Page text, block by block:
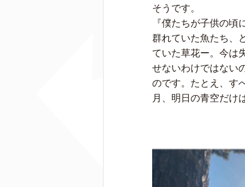
そうです。
『僕たちが子供の
群れていた魚たち、
ていた草花ー。今は
せないわけではない
のです。たとえ、す
月、明日の青空だけ